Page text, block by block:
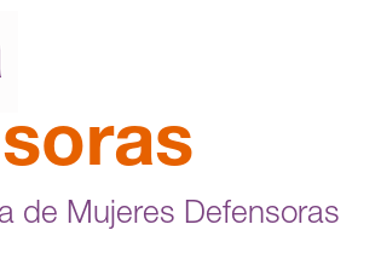
de Mujeres Defensoras